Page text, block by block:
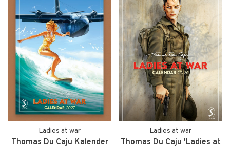
Ladies at war
Thomas Du Caju Kalender
Ladies at war
Thomas Du Caju 'Ladies at